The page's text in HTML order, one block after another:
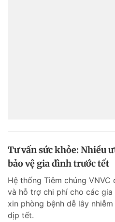
Tư vấn sức khỏe: Nhiều
bảo vệ gia đình trước tết
Hệ thống Tiêm chủng VNVC
và hỗ trợ chi phí cho các
xin phòng bệnh dễ lây
dịp tết.